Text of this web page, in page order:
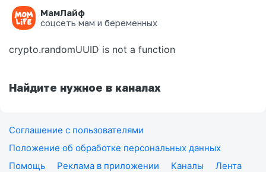
МамЛайф
соцсеть мам и беременных
Ошибка на странице
crypto.randomUUID is not a function
Найдите нужное в каналах
Соглашение с пользователями
Положение об обработке персональных данных
Помощь
Реклама в приложении Каналы
Лента